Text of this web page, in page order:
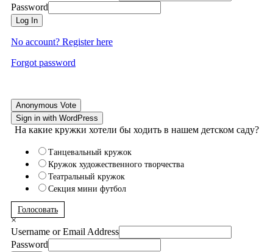
Password
Log In
No account? Register here
Forgot password
Anonymous Vote
Sign in with WordPress
На какие кружки хотели бы ходить в нашем детском саду?
Танцевальный кружок
Кружок художественного творчества
Театральный кружок
Секция мини футбол
Голосовать
×
Username or Email Address
Password